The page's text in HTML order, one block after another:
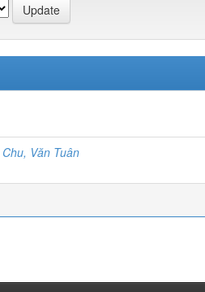
Chu, Văn Tuân